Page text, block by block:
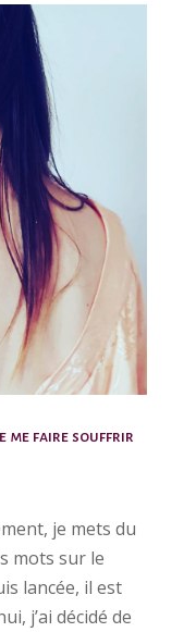
me faire souffrir
je mets du
mots sur le
lancée, il est
j’ai décidé de